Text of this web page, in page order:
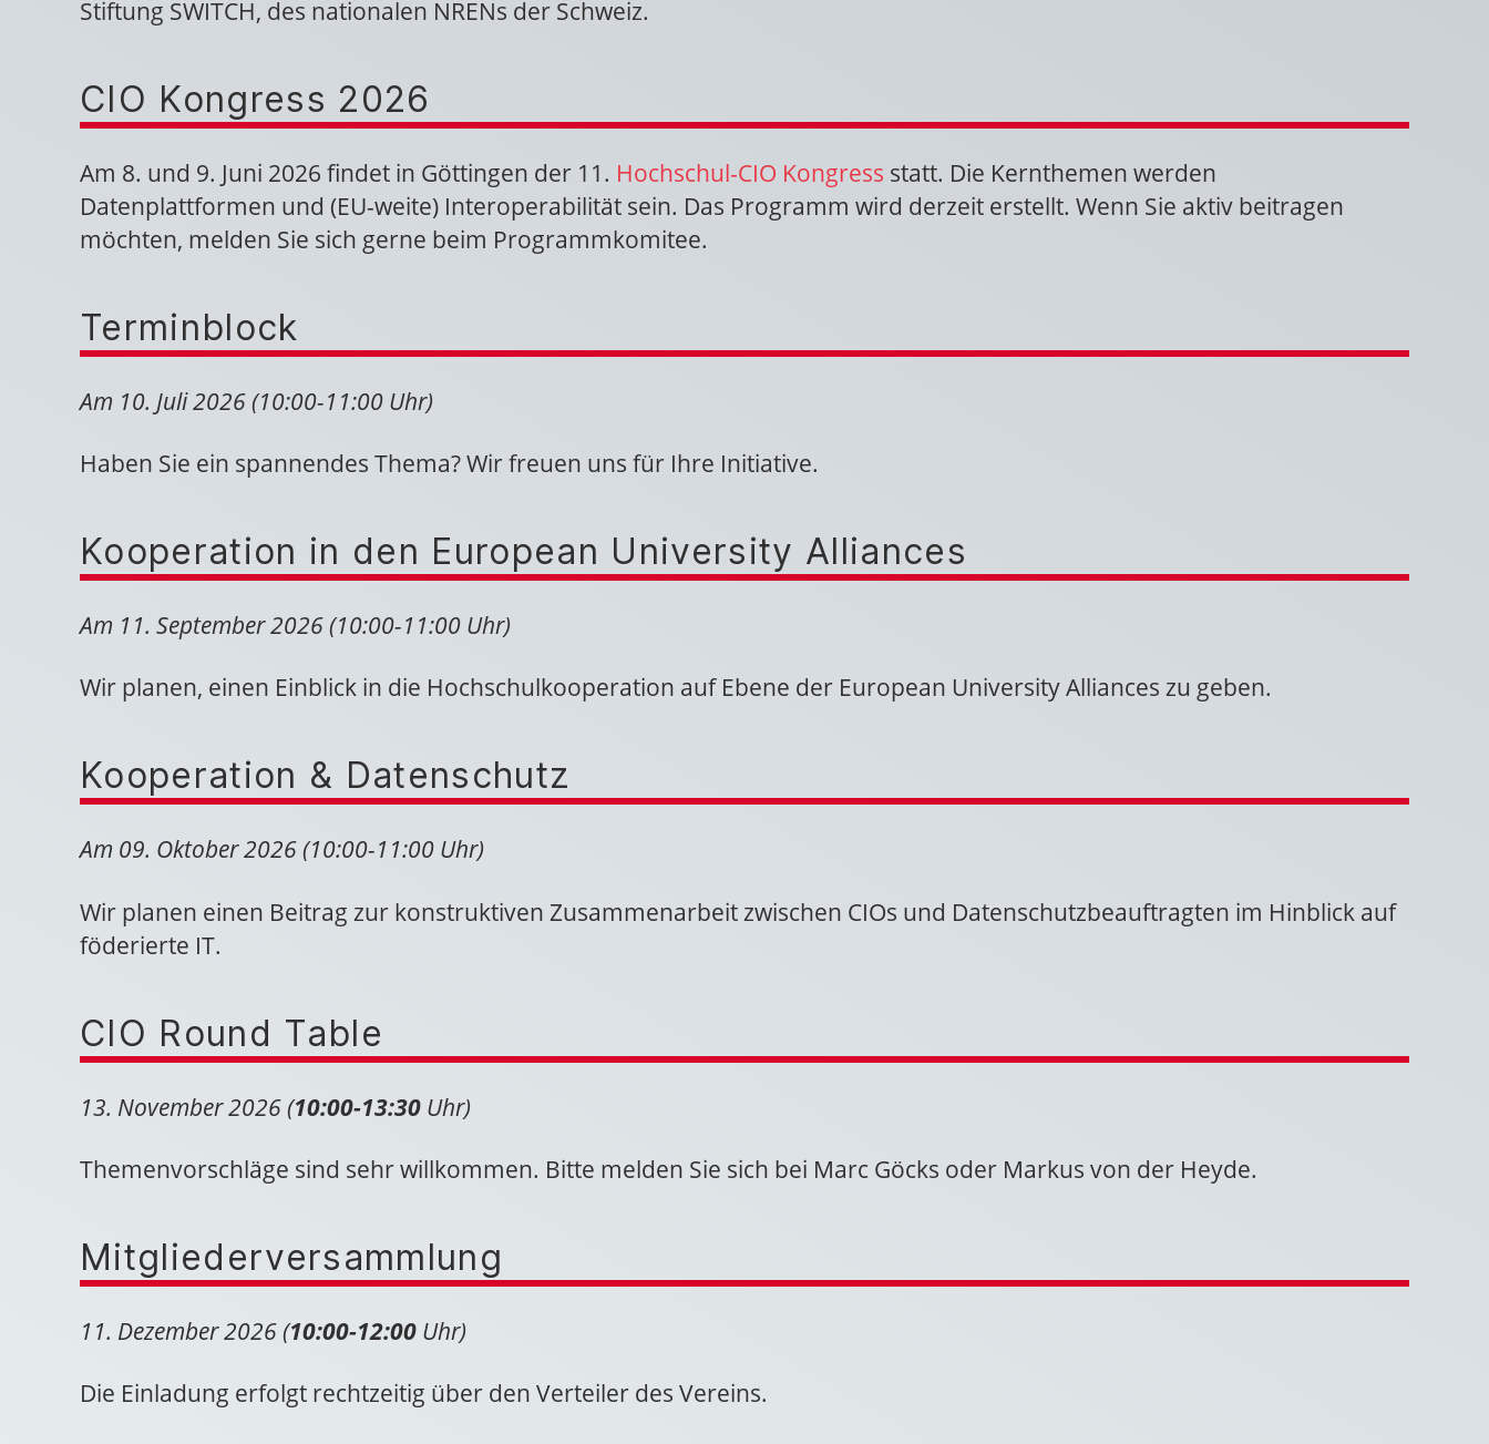
Stiftung SWITCH, des nationalen NRENs der Schweiz.
CIO Kongress 2026
Am 8. und 9. Juni 2026 findet in Göttingen der 11. Hochschul-CIO Kongress statt. Die Kernthemen werden
Datenplattformen und (EU-weite) Interoperabilität sein. Das Programm wird derzeit erstellt. Wenn Sie aktiv beitragen
möchten, melden Sie sich gerne beim Programmkomitee.
Terminblock
Am 10. Juli 2026 (10:00-11:00 Uhr)
Haben Sie ein spannendes Thema? Wir freuen uns für Ihre Initiative.
Kooperation in den European University Alliances
Am 11. September 2026 (10:00-11:00 Uhr)
Wir planen, einen Einblick in die Hochschulkooperation auf Ebene der European University Alliances zu geben.
Kooperation & Datenschutz
Am 09. Oktober 2026 (10:00-11:00 Uhr)
Wir planen einen Beitrag zur konstruktiven Zusammenarbeit zwischen CIOs und Datenschutzbeauftragten im Hinblick auf
föderierte IT.
CIO Round Table
13. November 2026 (10:00-13:30 Uhr)
Themenvorschläge sind sehr willkommen. Bitte melden Sie sich bei Marc Göcks oder Markus von der Heyde.
Mitgliederversammlung
11. Dezember 2026 (10:00-12:00 Uhr)
Die Einladung erfolgt rechtzeitig über den Verteiler des Vereins.